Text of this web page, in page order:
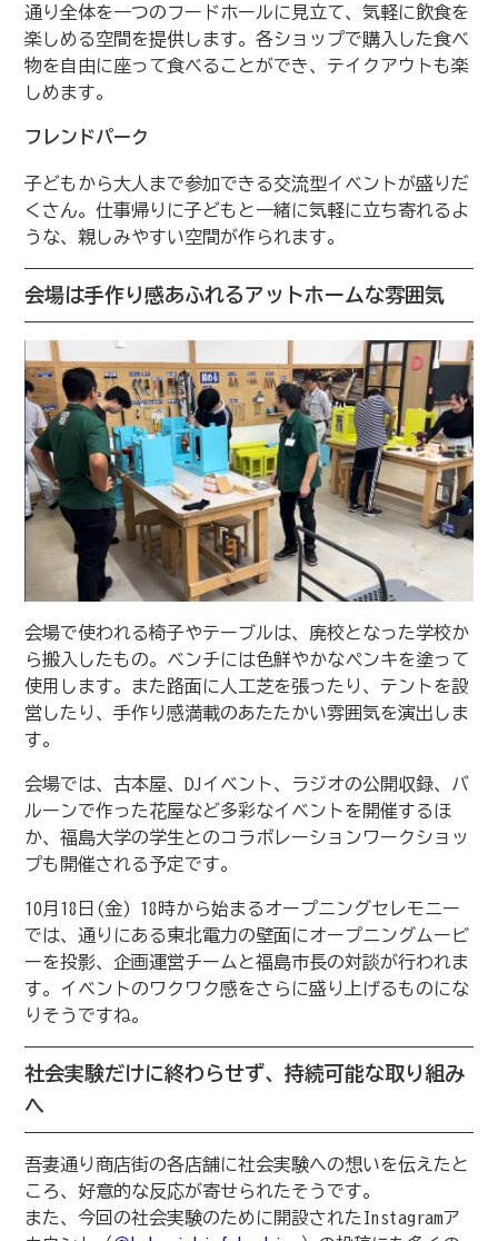
通り全体を一つのフードホールに見立て、気軽に飲食を
楽しめる空間を提供します。各ショップで購入した食べ
物を自由に座って食べることができ、テイクアウトも楽
しめます。
フレンドパーク
子どもから大人まで参加できる交流型イベントが盛りだ
くさん。仕事帰りに子どもと一緒に気軽に立ち寄れるよ
うな、親しみやすい空間が作られます。
会場は手作り感あふれるアットホームな雰囲気
会場で使われる椅子やテーブルは、廃校となった学校か
ら搬入したもの。ベンチには色鮮やかなペンキを塗って
使用します。また路面に人工芝を張ったり、テントを設
営したり、手作り感満載のあたたかい雰囲気を演出しま
す。
会場では、古本屋、DJイベント、ラジオの公開収録、バ
ルーンで作った花屋など多彩なイベントを開催するほ
か、福島大学の学生とのコラボレーションワークショッ
プも開催される予定です。
10月18日(金) 18時から始まるオープニングセレモニー
では、通りにある東北電力の壁面にオープニングムービ
ーを投影、企画運営チームと福島市長の対談が行われま
す。イベントのワクワク感をさらに盛り上げるものにな
りそうですね。
社会実験だけに終わらせず、持続可能な取り組み
へ
吾妻通り商店街の各店舗に社会実験への想いを伝えたと
ころ、好意的な反応が寄せられたそうです。
また、今回の社会実験のために開設されたInstagramア